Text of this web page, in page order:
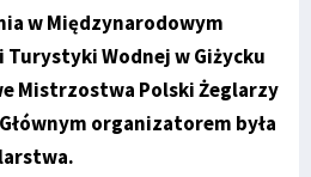
w Międzynarodowym
Wodnej w Giżycku
Mistrzostwa Polski Żeglarzy
organizatorem była